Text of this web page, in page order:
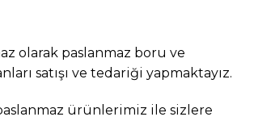
olarak paslanmaz boru ve
satışı ve tedariği yapmaktayız.
ürünlerimiz ile sizlere